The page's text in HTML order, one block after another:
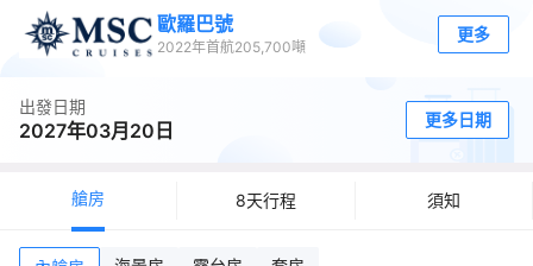
歐羅巴號
2022年首航205,700噸
更多
出發日期
2027年03月20日 更多日期
艙房 8天行程 須知